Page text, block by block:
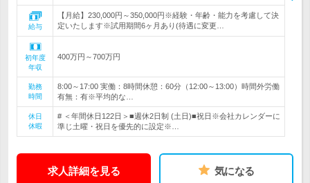
給与
【月給】230,000円～350,000円※経験・年齢・能力を考慮して決
定いたします※試用期間6ヶ月あり(待遇に変更…
初年度
年収
400万円～700万円
勤務
時間
8:00～17:00 実働：8時間休憩：60分（12:00～13:00）時間外労働
有無：有※平均的な…
休日
休暇
# ＜年間休日122日＞■週休2日制 (土日)■祝日※会社カレンダーに
準じ土曜・祝日を優先的に設定※…
求人詳細を見る 気になる